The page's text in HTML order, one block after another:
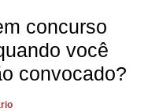
concurso
você
convocado?